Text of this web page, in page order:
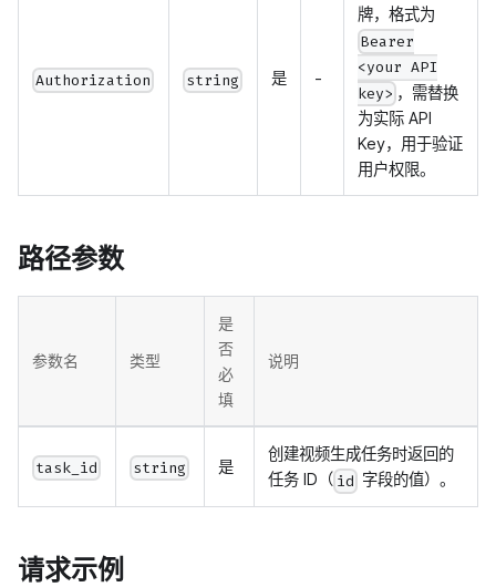
Authorization string 是 -
牌，格式为
Bearer
<your API
key> ，需替换
为实际 API
Key，用于验证
用户权限。
路径参数
参数名 类型
是
否
必
填
说明
task_id string 是
创建视频生成任务时返回的
任务 ID（ id 字段的值）。
请求示例